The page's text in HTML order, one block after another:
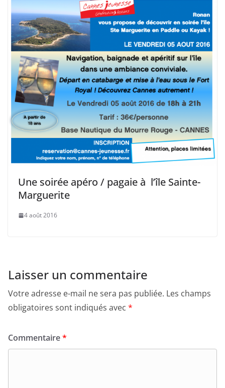
Une soirée apéro / pagaie à l’île Sainte-
Marguerite
4 août 2016
Laisser un commentaire
Votre adresse e-mail ne sera pas publiée. Les champs
obligatoires sont indiqués avec *
Commentaire*